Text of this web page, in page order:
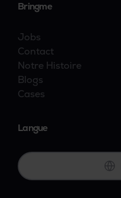
Bringme
Jobs
Contact
Notre Histoire
Blogs
Cases
Langue